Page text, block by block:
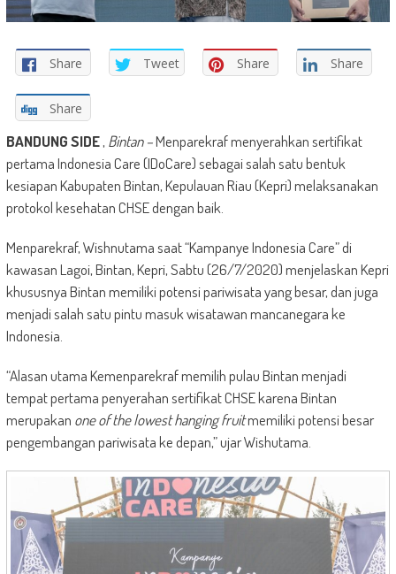
Share Tweet Share Share
Share
BANDUNG SIDE, Bintan –Menparekraf menyerahkan sertifikat
pertama Indonesia Care (IDoCare) sebagai salah satu bentuk
kesiapan Kabupaten Bintan, Kepulauan Riau (Kepri) melaksanakan
protokol kesehatan CHSE dengan baik.
Menparekraf, Wishnutama saat “Kampanye Indonesia Care” di
kawasan Lagoi, Bintan, Kepri, Sabtu (26/7/2020) menjelaskan Kepri
khususnya Bintan memiliki potensi pariwisata yang besar, dan juga
menjadi salah satu pintu masuk wisatawan mancanegara ke
Indonesia.
“Alasan utama Kemenparekraf memilih pulau Bintan menjadi
tempat pertama penyerahan sertifikat CHSE karena Bintan
merupakan one of the lowest hanging fruitmemiliki potensi besar
pengembangan pariwisata ke depan,” ujar Wishutama.